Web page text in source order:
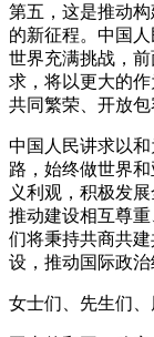
第五，这是推动
的新征程。中国
世界充满挑战，
求，将以更大的
共同繁荣、开放包
中国人民讲求以
路，始终做世界
义利观，积极发
推动建设相互尊
们将秉持共商共
设，推动国际政治
女士们、先生们、